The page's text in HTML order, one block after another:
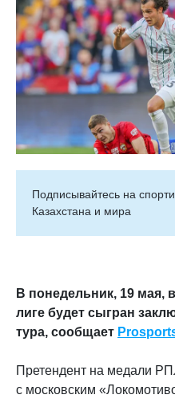
Подписывайтесь на
Казахстана и мира
В понедельник, 19 мая,
лиге будет сыгран
тура, сообщает
Претендент на медали
с московским